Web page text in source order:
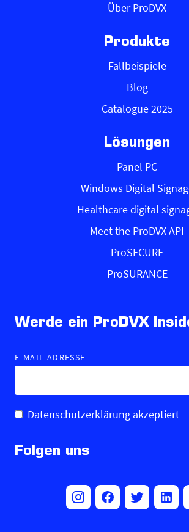
Über ProDVX
Produkte
Fallbeispiele
Blog
Catalogue 2025
Lösungen
Panel PC
Windows Digital
Healthcare digital
Meet the ProDVX API
ProSECURE
ProSURANCE
Werde ein ProDVX
E-MAIL-ADRESSE
Datenschutzerklärung akzeptiert
Folgen uns